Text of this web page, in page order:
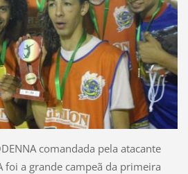
comandada pela atacante
foi a grande campeã da primeira